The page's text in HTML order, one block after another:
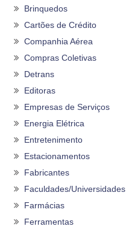
Brinquedos
Cartões de Crédito
Companhia Aérea
Compras Coletivas
Detrans
Editoras
Empresas de Serviços
Energia Elétrica
Entretenimento
Estacionamentos
Fabricantes
Faculdades/Universidades
Farmácias
Ferramentas